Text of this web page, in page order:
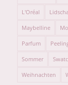
L'Oréal
Maybelline
Parfum
Sommer
Weihnachten